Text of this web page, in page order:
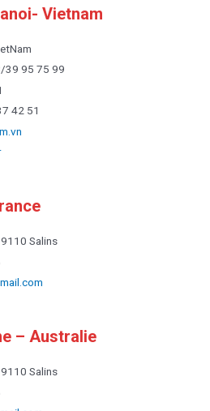
Vietnam
39 95 75 99
42 51
Salins
– Australie
Salins